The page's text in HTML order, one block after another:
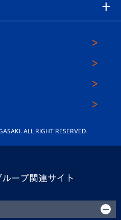
ALL RIGHT RESERVED.
ープ関連サイト